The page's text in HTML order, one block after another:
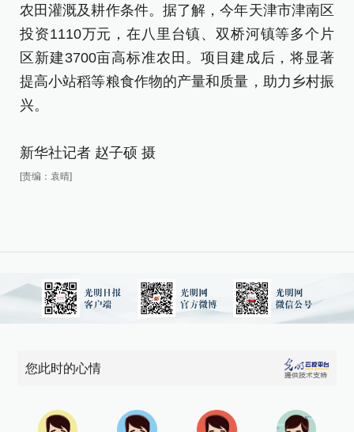
农田灌溉及耕作条件。据了解，今年天津市津南区
投资1110万元，在八里台镇、双桥河镇等多个片
区新建3700亩高标准农田。项目建成后，将显著
提高小站稻等粮食作物的产量和质量，助力乡村振
兴。
新华社记者 赵子硕 摄
[责编：袁晴]
您此时的心情